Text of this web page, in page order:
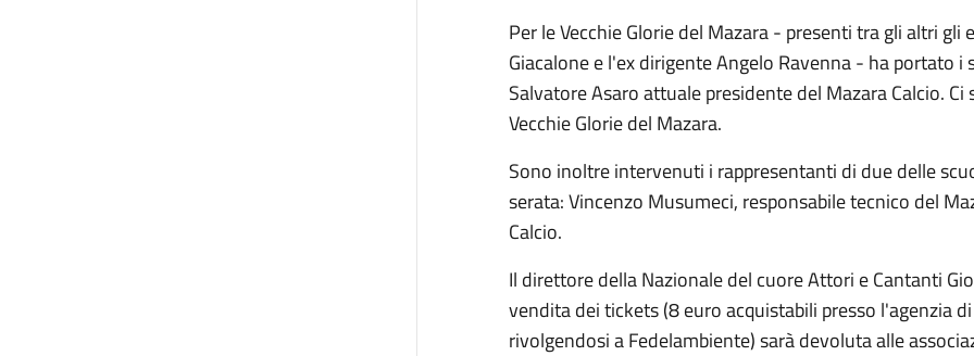
Per le Vecchie Glorie del Mazara - presenti tra gli altri
Giacalone e l'ex dirigente Angelo Ravenna - ha portato
Salvatore Asaro attuale presidente del Mazara Calcio.
Vecchie Glorie del Mazara.
Sono inoltre intervenuti i rappresentanti di due delle
serata: Vincenzo Musumeci, responsabile tecnico del
Calcio.
Il direttore della Nazionale del cuore Attori e Cantanti
vendita dei tickets (8 euro acquistabili presso l'agenzia
rivolgendosi a Fedelambiente) sarà devoluta alle